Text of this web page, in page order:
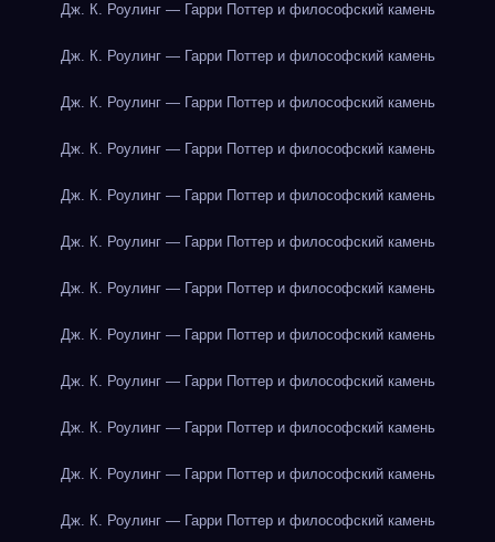
Дж. К. Роулинг — Гарри Поттер и философский камень
Дж. К. Роулинг — Гарри Поттер и философский камень
Дж. К. Роулинг — Гарри Поттер и философский камень
Дж. К. Роулинг — Гарри Поттер и философский камень
Дж. К. Роулинг — Гарри Поттер и философский камень
Дж. К. Роулинг — Гарри Поттер и философский камень
Дж. К. Роулинг — Гарри Поттер и философский камень
Дж. К. Роулинг — Гарри Поттер и философский камень
Дж. К. Роулинг — Гарри Поттер и философский камень
Дж. К. Роулинг — Гарри Поттер и философский камень
Дж. К. Роулинг — Гарри Поттер и философский камень
Дж. К. Роулинг — Гарри Поттер и философский камень